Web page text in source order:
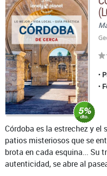
Córdoba es la estrechez y
patios misteriosos que se
brota en cada esquina... Su
autenticidad, se abre al